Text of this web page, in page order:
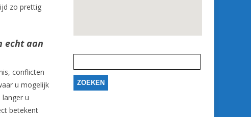
zo prettig
echt aan
conflicten
u mogelijk
u
betekent
naar: